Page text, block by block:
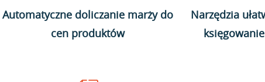
Automatyczne doliczanie marży do
cen produktów
Narzędzia